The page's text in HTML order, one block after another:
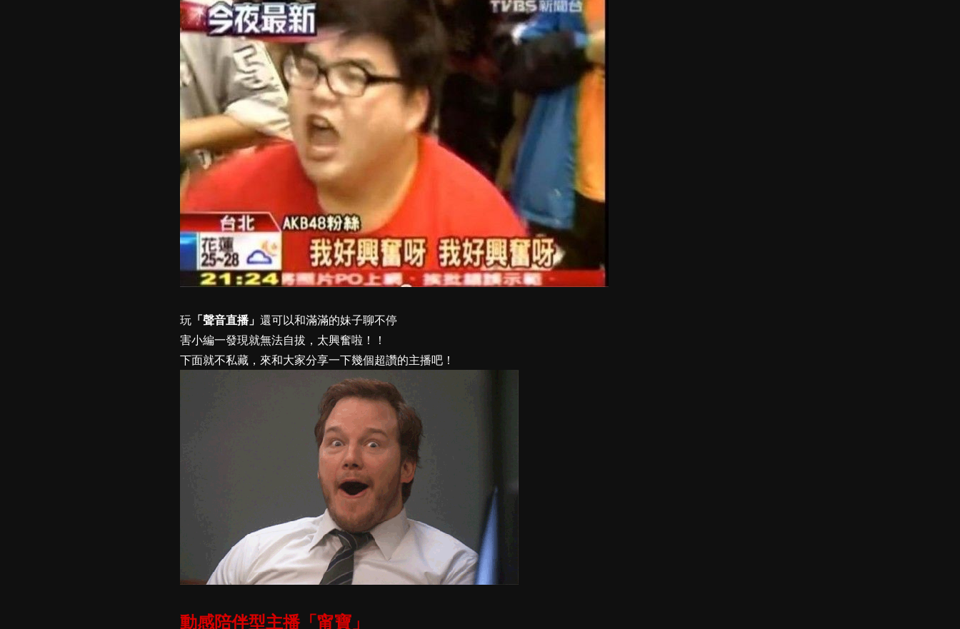
玩 「聲音直播」 還可以和滿滿的妹子聊不停
害小編一發現就無法自拔，太興奮啦！！
下面就不私藏，來和大家分享一下幾個超讚的主播吧！
動感陪伴型主播「甯寶」